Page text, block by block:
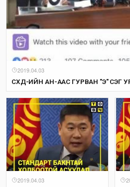
2019.04.03
СХД-ИЙН АН-ААС ГУРВАН "Э" ҮСЭГ
2019.04.03